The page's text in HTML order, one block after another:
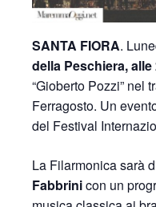
SANTA FIORA.
della Peschiera, alle
“Gioberto Pozzi” nel
Ferragosto. Un
del Festival
La Filarmonica sarà
Fabbrinicon un